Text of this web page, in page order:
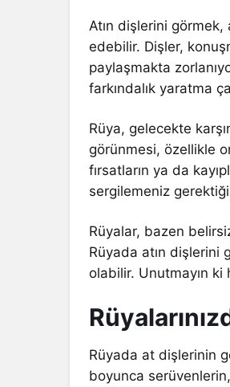
Atın dişlerini
edebilir. Dişler,
paylaşmakta
farkındalık yaratma
Rüya, gelecekte
görünmesi, özellikle
fırsatların ya da
sergilemeniz
Rüyalar, bazen
Rüyada atın dişlerini
olabilir. Unutmayın
Rüyada at dişlerinin
boyunca